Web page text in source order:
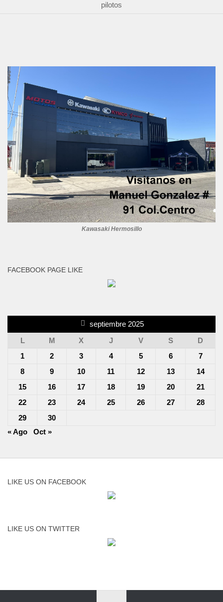
pilotos
Kawasaki Hermosillo
FACEBOOK PAGE LIKE
septiembre 2025
L
M X J V S
D
1
2 3 4 5 6
7
8
9 10 11 12 13
14
15
16 17 18 19 20
21
22
23 24 25 26 27
28
29
30
« Ago
Oct »
LIKE US ON FACEBOOK
LIKE US ON TWITTER